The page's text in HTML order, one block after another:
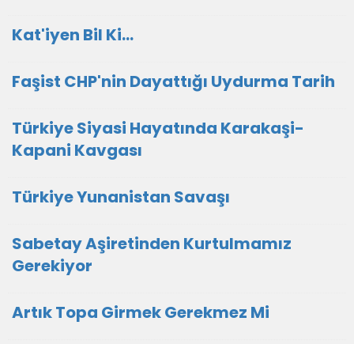
Kat'iyen Bil Ki…
Faşist CHP'nin Dayattığı Uydurma Tarih
Türkiye Siyasi Hayatında Karakaşi-
Kapani Kavgası
Türkiye Yunanistan Savaşı
Sabetay Aşiretinden Kurtulmamız
Gerekiyor
Artık Topa Girmek Gerekmez Mi